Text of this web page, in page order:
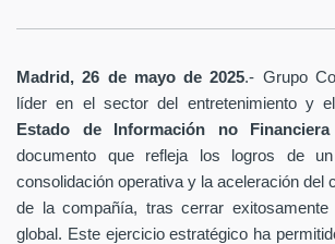
Madrid, 26 de mayo de 2025.- Grupo
líder en el sector del entretenimiento y
Estado de Información no Financiera
documento que refleja los logros de
consolidación operativa y la aceleración del
de la compañía, tras cerrar exitosamente
global. Este ejercicio estratégico ha